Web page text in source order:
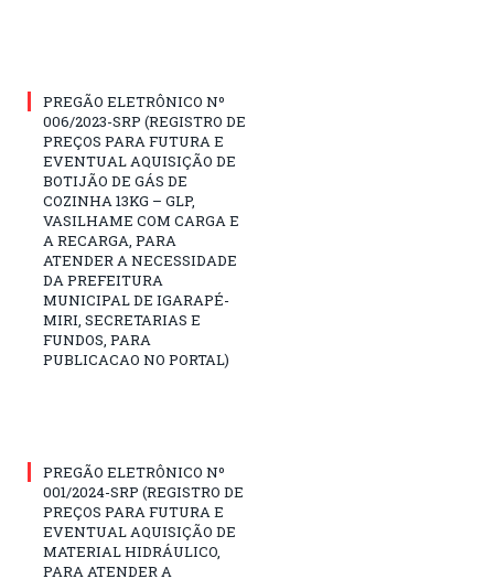
PREGÃO ELETRÔNICO Nº
006/2023-SRP (REGISTRO DE
PREÇOS PARA FUTURA E
EVENTUAL AQUISIÇÃO DE
BOTIJÃO DE GÁS DE
COZINHA 13KG – GLP,
VASILHAME COM CARGA E
A RECARGA, PARA
ATENDER A NECESSIDADE
DA PREFEITURA
MUNICIPAL DE IGARAPÉ-
MIRI, SECRETARIAS E
FUNDOS, PARA
PUBLICACAO NO PORTAL)
PREGÃO ELETRÔNICO Nº
001/2024-SRP (REGISTRO DE
PREÇOS PARA FUTURA E
EVENTUAL AQUISIÇÃO DE
MATERIAL HIDRÁULICO,
PARA ATENDER A